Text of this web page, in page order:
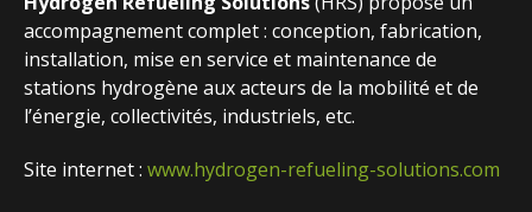
accompagnement complet : conception, fabrication,
installation, mise en service et maintenance de
stations hydrogène aux acteurs de la mobilité et de
l’énergie, collectivités, industriels, etc.
Site internet : www.hydrogen-refueling-solutions.com